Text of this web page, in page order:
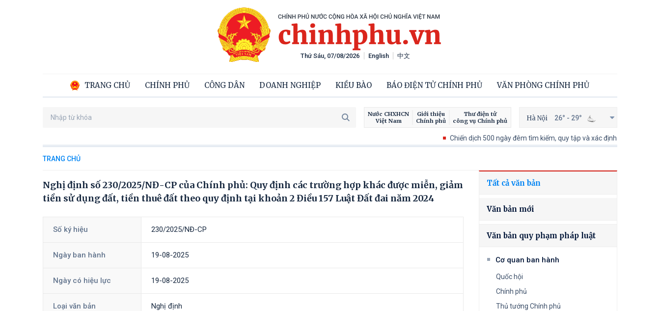
English 中文
TRANG CHỦ CHÍNH PHỦ CÔNG DÂN DOANH NGHIỆP KIỀU BÀO BÁO ĐIỆN TỬ CHÍNH PHỦ VĂN PHÒNG CHÍNH PHỦ
Thứ Sáu, 07/08/2026
Nước CHXHCN
Việt Nam
Giới thiệu
Chính phủ
Thư điện tử
công vụ Chính phủ
Hà Nội 26° - 29°
Chiến dịch 500 ngày đêm tìm kiếm, quy tập và xác định danh tính hài cốt liệt
TRANG CHỦ
Nghị định số 230/2025/NĐ-CP của Chính phủ: Quy định các trường hợp khác được miễn, giảm
tiền sử dụng đất, tiền thuê đất theo quy định tại khoản 2 Điều 157 Luật Đất đai năm 2024
Số ký hiệu 230/2025/NĐ-CP
Ngày ban hành 19-08-2025
Ngày có hiệu lực 19-08-2025
Loại văn bản Nghị định
Tất cả văn bản
Văn bản mới
Văn bản quy phạm pháp luật
Cơ quan ban hành
Quốc hội
Chính phủ
Thủ tướng Chính phủ